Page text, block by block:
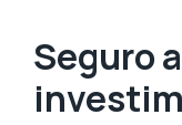
Seguro